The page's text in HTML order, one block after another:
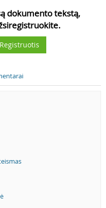
dokumento tekstą,
Registruotis